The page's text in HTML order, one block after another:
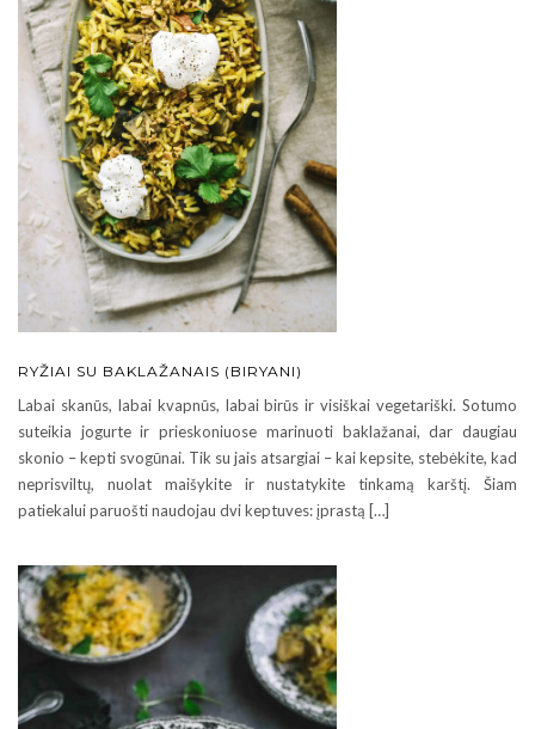
RYŽIAI SU BAKLAŽANAIS (BIRYANI)
Labai skanūs, labai kvapnūs, labai birūs ir visiškai vegetariški. Sotumo
suteikia jogurte ir prieskoniuose marinuoti baklažanai, dar daugiau
skonio – kepti svogūnai. Tik su jais atsargiai – kai kepsite, stebėkite, kad
neprisviltų, nuolat maišykite ir nustatykite tinkamą karštį. Šiam
patiekalui paruošti naudojau dvi keptuves: įprastą […]